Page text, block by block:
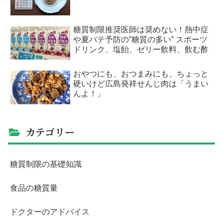
糖質制限推奨医師は奨めない！熱中症
や夏バテ予防の”糖質の多い” スポーツ
ドリンク、塩飴、ゼリー飲料、飲む酢
おやつにも、おつまみにも、ちょっと
硬いけど広島発祥せんじ肉は「うまい
んよ！」
カテゴリー
糖質制限の基礎知識
食品の糖質量
ドクターのアドバイス